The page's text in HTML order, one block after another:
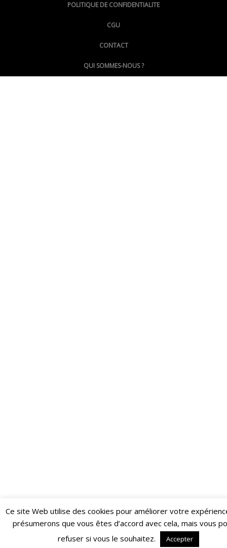
@LePoingMontpellier
POLITIQUE DE CONFIDENTIALITE
CGU
CONTACT
QUI SOMMES-NOUS ?
Restez informé·e des dernières actualités du Poing !
ABONNEZ-VOUS À LA NEWSLETTER
Ce site Web utilise des cookies pour améliorer votre
présumerons que vous êtes d’accord avec cela, mais vous
refuser si vous le souhaitez.
Accepter